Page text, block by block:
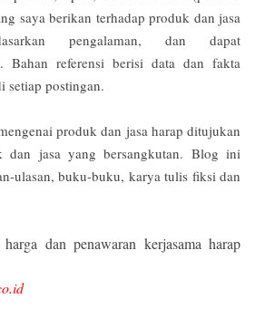
saya berikan terhadap produk dan jasa
pengalaman, dan dapat
Bahan referensi berisi data dan fakta
setiap postingan.
produk dan jasa harap ditujukan
dan jasa yang bersangkutan. Blog ini
ulasan, buku-buku, karya tulis fiksi dan
dan penawaran kerjasama harap